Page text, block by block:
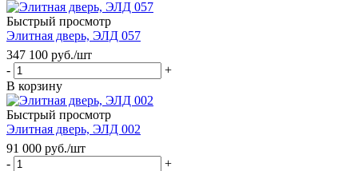
Быстрый просмотр
Элитная дверь, ЭЛД 057
347 100 руб./шт
-
+
В корзину
Быстрый просмотр
Элитная дверь, ЭЛД 002
91 000 руб./шт
-
+